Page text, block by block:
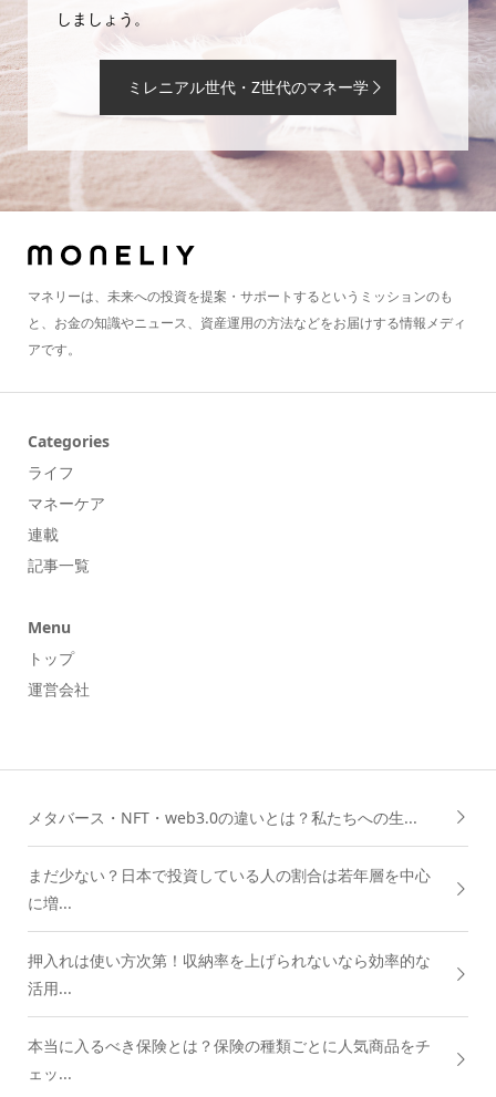
しましょう。
ミレニアル世代・Z世代のマネー学
マネリーは、未来への投資を提案・サポートするというミッションのも
と、お金の知識やニュース、資産運用の方法などをお届けする情報メディ
アです。
Categories
ライフ
マネーケア
連載
記事一覧
Menu
トップ
運営会社
メタバース・NFT・web3.0の違いとは？私たちへの生...
まだ少ない？日本で投資している人の割合は若年層を中心
に増...
押入れは使い方次第！収納率を上げられないなら効率的な
活用...
本当に入るべき保険とは？保険の種類ごとに人気商品をチ
ェッ...